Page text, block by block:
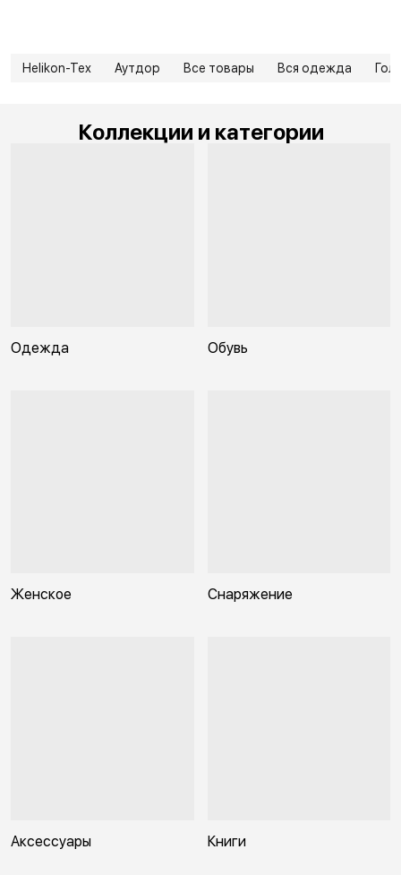
Helikon-Tex Аутдор Все товары Вся одежда
Коллекции и категории
Одежда Обувь
Женское Снаряжение
Аксессуары Книги